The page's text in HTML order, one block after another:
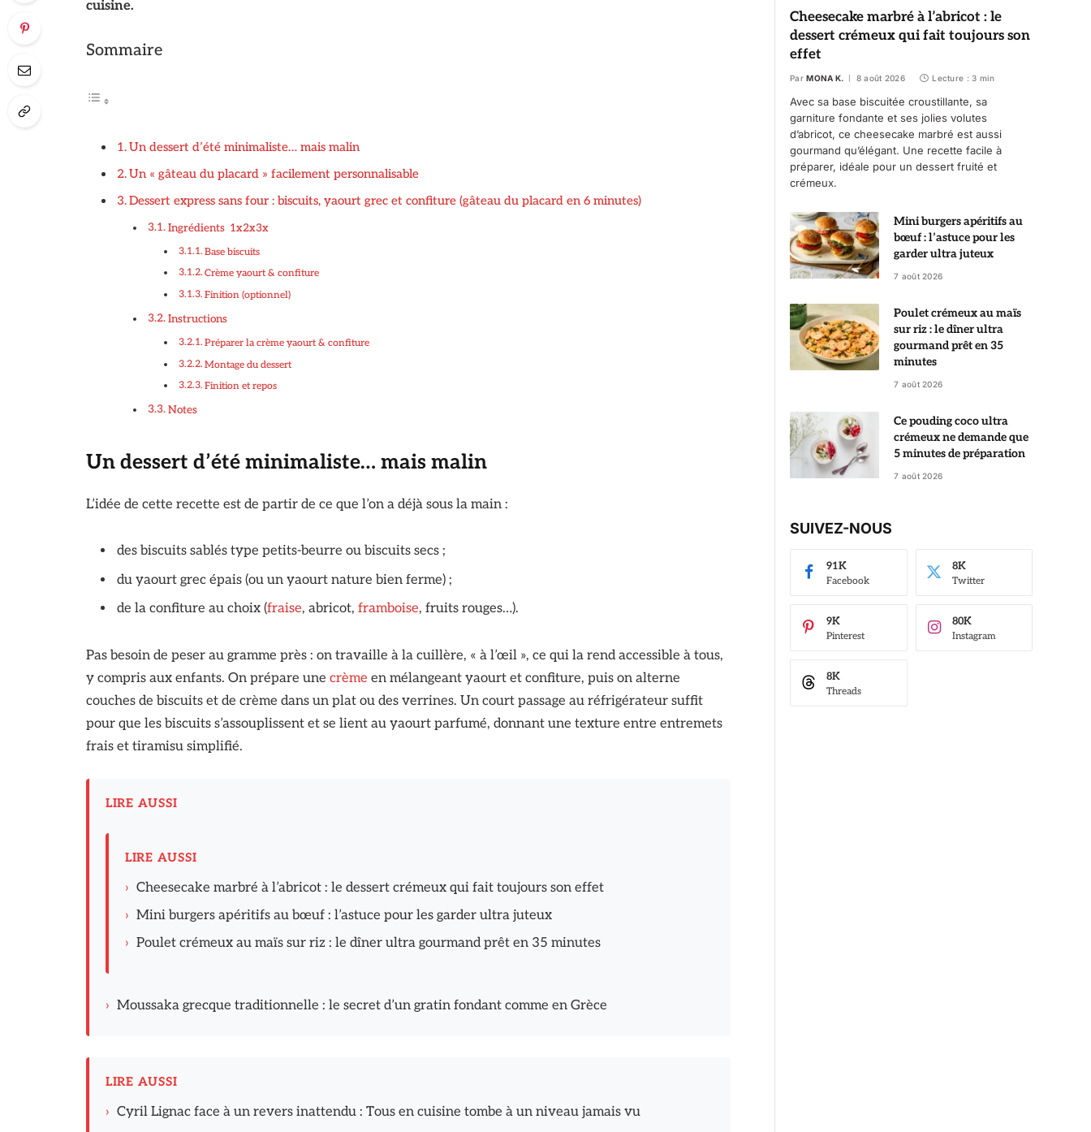
cuisine.
Sommaire
Un dessert d’été minimaliste… mais malin
Un « gâteau du placard » facilement personnalisable
Dessert express sans four : biscuits, yaourt grec et confiture (gâteau du placard en 6 minutes)
Ingrédients 1x2x3x
Base biscuits
Crème yaourt & confiture
Finition (optionnel)
Instructions
Préparer la crème yaourt & confiture
Montage du dessert
Finition et repos
Notes
Un dessert d’été minimaliste… mais malin
L’idée de cette recette est de partir de ce que l’on a déjà sous la main :
des biscuits sablés type petits-beurre ou biscuits secs ;
du yaourt grec épais (ou un yaourt nature bien ferme) ;
de la confiture au choix (fraise, abricot, framboise, fruits rouges…).
Pas besoin de peser au gramme près : on travaille à la cuillère, « à l’œil », ce qui la rend accessible à tous,
y compris aux enfants. On prépare une crème en mélangeant yaourt et confiture, puis on alterne
couches de biscuits et de crème dans un plat ou des verrines. Un court passage au réfrigérateur suffit
pour que les biscuits s’assouplissent et se lient au yaourt parfumé, donnant une texture entre entremets
frais et tiramisu simplifié.
LIRE AUSSI
LIRE AUSSI
› Cheesecake marbré à l’abricot : le dessert crémeux qui fait toujours son effet
› Mini burgers apéritifs au bœuf : l’astuce pour les garder ultra juteux
› Poulet crémeux au maïs sur riz : le dîner ultra gourmand prêt en 35 minutes
› Moussaka grecque traditionnelle : le secret d’un gratin fondant comme en Grèce
LIRE AUSSI
› Cyril Lignac face à un revers inattendu : Tous en cuisine tombe à un niveau jamais vu
Cheesecake marbré à l’abricot : le
dessert crémeux qui fait toujours son
effet
Par MONA K. 8 août 2026 Lecture : 3 min
Avec sa base biscuitée croustillante, sa
garniture fondante et ses jolies volutes
d’abricot, ce cheesecake marbré est aussi
gourmand qu’élégant. Une recette facile à
préparer, idéale pour un dessert fruité et
crémeux.
Mini burgers apéritifs au
bœuf : l’astuce pour les
garder ultra juteux
7 août 2026
Poulet crémeux au maïs
sur riz : le dîner ultra
gourmand prêt en 35
minutes
7 août 2026
Ce pouding coco ultra
crémeux ne demande que
5 minutes de préparation
7 août 2026
SUIVEZ-NOUS
Facebook
91K
Twitter
8K
Pinterest
9K
Instagram
80K
Threads
8K